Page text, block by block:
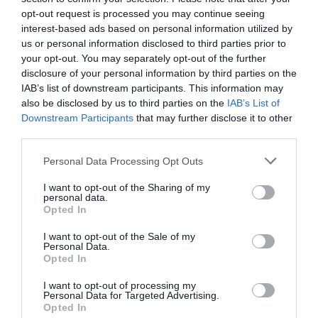
opt-out request is processed you may continue seeing
interest-based ads based on personal information utilized by
us or personal information disclosed to third parties prior to
your opt-out. You may separately opt-out of the further
disclosure of your personal information by third parties on the
IAB’s list of downstream participants. This information may
also be disclosed by us to third parties on the IAB’s List of
Downstream Participants that may further disclose it to other
Personal Data Processing Opt Outs
I want to opt-out of the Sharing of my
personal data.
Opted In
I want to opt-out of the Sale of my
Personal Data.
Opted In
I want to opt-out of processing my
Personal Data for Targeted Advertising.
Opted In
Todo esto conforma lo que Palantir denomina
ImmigrationOS, un sistema operativo pensado
para la represión sobre el que corre ELITE
Enhanced Leads Identification & Targeting for
Enforcement), una aplicación de análisis y
geolocalización diseñada para identificar y
priorizar personas a detener y, sobre todo, para
señalar barrios enteros donde estadísticamente
“salga a cuenta” hacer redadas para poder
cumplir la cuota de detenciones que imponen a
cada comando. Lo llamaron ELITE porque “Google
Maps del Terror” habría sido demasiado explícito.
Un dato: Palantir es la empresa cofundada por el
multimillonario de origen alemán
Peter Thiel
de los primeros grandes nombres de Silicon Valley